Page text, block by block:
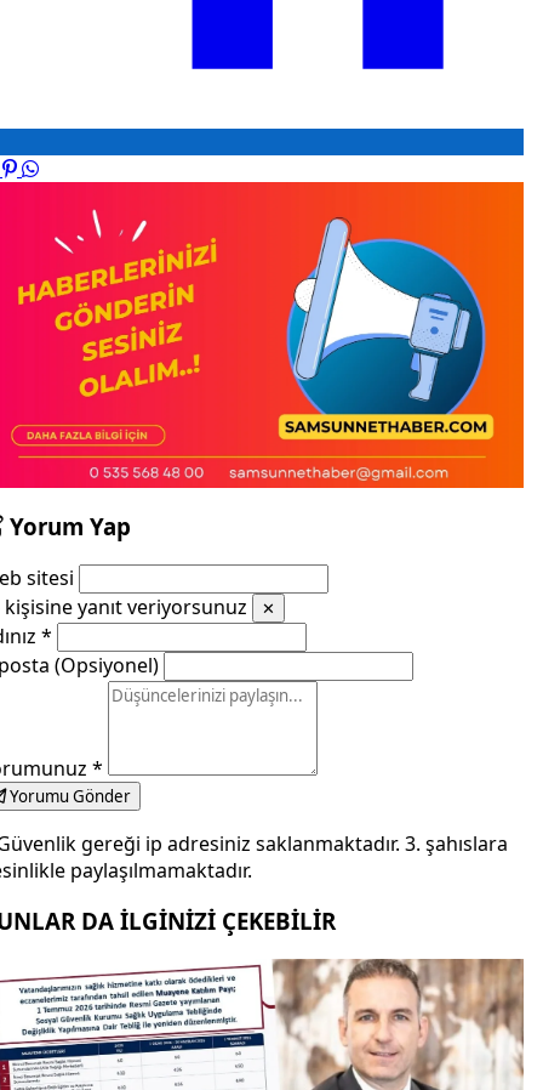
Yorum Yap
sitesi
kişisine yanıt veriyorsunuz
✕
*
(Opsiyonel)
*
Yorumu Gönder
gereği ip adresiniz saklanmaktadır. 3. şahıslara
paylaşılmamaktadır.
DA İLGİNİZİ ÇEKEBİLİR